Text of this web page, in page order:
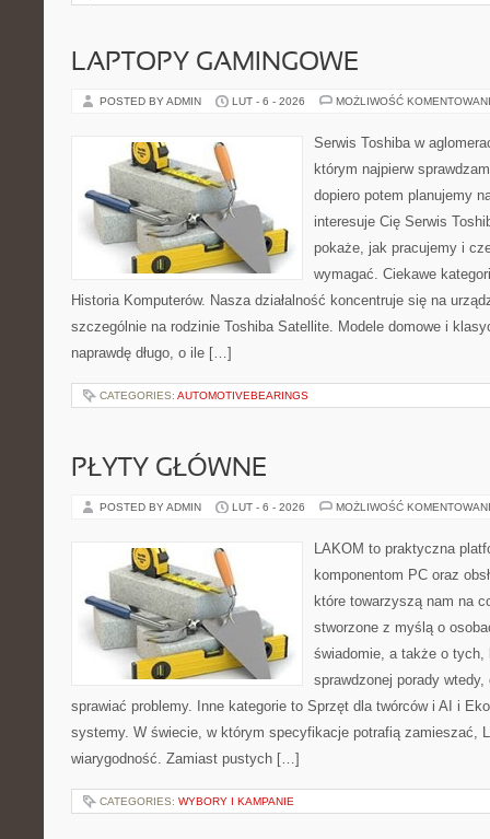
LAPTOPY GAMINGOWE
POSTED BY ADMIN LUT - 6 - 2026 MOŻLIWOŚĆ
Serwis Toshiba w
którym najpierw
dopiero potem planujemy
interesuje Cię Serwis
pokaże, jak pracujemy i
wymagać. Ciekawe
Historia Komputerów. Nasza działalność koncentruje się na
szczególnie na rodzinie Toshiba Satellite. Modele domowe i
naprawdę długo, o ile […]
CATEGORIES: AUTOMOTIVEBEARINGS
PŁYTY GŁÓWNE
POSTED BY ADMIN LUT - 6 - 2026 MOŻLIWOŚĆ
LAKOM to praktyczna
komponentom PC oraz
które towarzyszą nam na
stworzone z myślą o
świadomie, a także o tych,
sprawdzonej porady
sprawiać problemy. Inne kategorie to Sprzęt dla twórców i AI i
systemy. W świecie, w którym specyfikacje potrafią zamieszać,
wiarygodność. Zamiast pustych […]
CATEGORIES: WYBORY I KAMPANIE